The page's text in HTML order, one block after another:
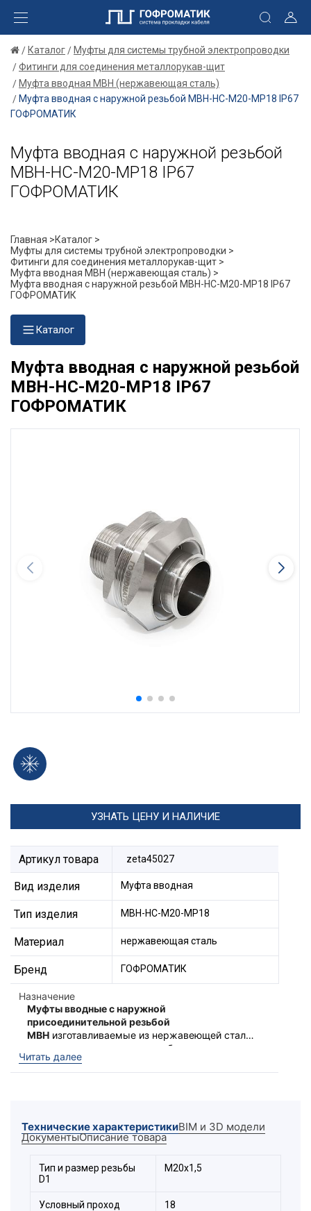
Каталог
Муфты для системы трубной электропроводки
Фитинги для соединения металлорукав-щит
Муфта вводная МВН (нержавеющая сталь)
Муфта вводная с наружной резьбой МВН-НС-М20-МР18 IP67
ГОФРОМАТИК
Муфта вводная с наружной резьбой
МВН-НС-М20-МР18 IP67
ГОФРОМАТИК
Главная >Каталог >
Муфты для системы трубной электропроводки >
Фитинги для соединения металлорукав-щит >
Муфта вводная МВН (нержавеющая сталь) >
Муфта вводная с наружной резьбой МВН-НС-М20-МР18 IP67
ГОФРОМАТИК
Каталог
Муфта вводная с наружной резьбой
МВН-НС-М20-МР18 IP67
ГОФРОМАТИК
УЗНАТЬ ЦЕНУ И НАЛИЧИЕ
Артикул товара zeta45027
Вид изделия Муфта вводная
Тип изделия МВН-НС-М20-МР18
Материал нержавеющая сталь
Бренд ГОФРОМАТИК
Назначение
Муфты вводные с наружной
присоединительной резьбой
МВН изготавливаемые из нержавеющей стали,
предназначены для ввода кабеля
проложенного в металлорукаве при
подключении к оболочке
Муфты обладают повышенной степенью
перекиси водорода, озона. Возможна
эксплуатация в солёной морской и пресной
Расшифровка обозначения
элемента:
Читать далее
Технические характеристикиBIM и 3D модели
ДокументыОписание товара
Тип и размер резьбы
D1
М20х1,5
Условный проход 18